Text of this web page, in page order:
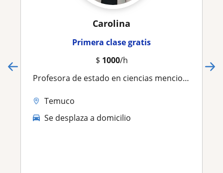
Carolina
Primera clase gratis
$ 1000/h
Profesora de estado en ciencias mencion Química
Temuco
Se desplaza a domicilio